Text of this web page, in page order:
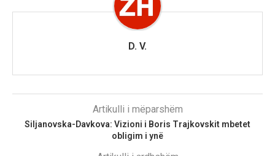
D. V.
Artikulli i mëparshëm
Siljanovska-Davkova: Vizioni i Boris Trajkovskit mbetet
obligim i ynë